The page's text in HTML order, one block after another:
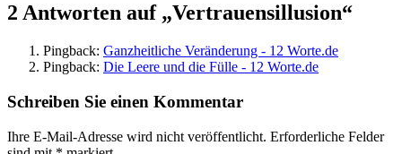
2 Antworten auf „Vertrauensillusion“
Pingback: Ganzheitliche Veränderung - 12 Worte.de
Pingback: Die Leere und die Fülle - 12 Worte.de
Schreiben Sie einen Kommentar
Ihre E-Mail-Adresse wird nicht veröffentlicht. Erforderliche Felder